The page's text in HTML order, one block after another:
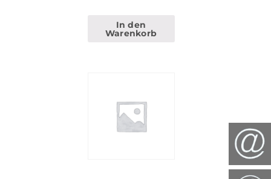
In den
Warenkorb